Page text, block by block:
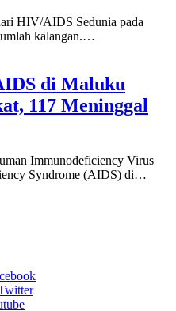
HIV/AIDS Sedunia pada
kalangan.…
di Maluku
117 Meninggal
Immunodeficiency Virus
Syndrome (AIDS) di…